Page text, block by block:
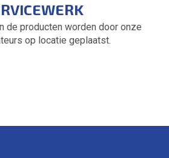
de producten worden door onze
op locatie geplaatst.